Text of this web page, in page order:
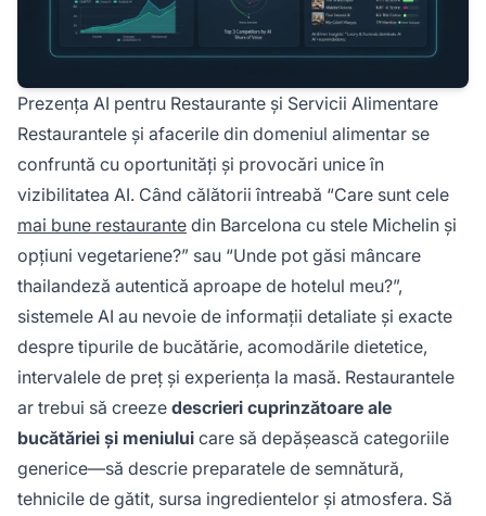
Prezența AI pentru Restaurante și Servicii Alimentare
Restaurantele și afacerile din domeniul alimentar se
confruntă cu oportunități și provocări unice în
vizibilitatea AI. Când călătorii întreabă “Care sunt cele
mai bune restaurante din Barcelona cu stele Michelin și
opțiuni vegetariene?” sau “Unde pot găsi mâncare
thailandeză autentică aproape de hotelul meu?”,
sistemele AI au nevoie de informații detaliate și exacte
despre tipurile de bucătărie, acomodările dietetice,
intervalele de preț și experiența la masă. Restaurantele
ar trebui să creeze descrieri cuprinzătoare ale
bucătăriei și meniului care să depășească categoriile
generice—să descrie preparatele de semnătură,
tehnicile de gătit, sursa ingredientelor și atmosfera. Să